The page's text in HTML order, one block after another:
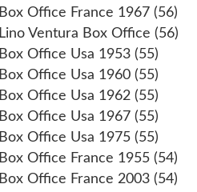
Box Office France 1967 (56)
Lino Ventura Box Office (56)
Box Office Usa 1953 (55)
Box Office Usa 1960 (55)
Box Office Usa 1962 (55)
Box Office Usa 1967 (55)
Box Office Usa 1975 (55)
Box Office France 1955 (54)
Box Office France 2003 (54)